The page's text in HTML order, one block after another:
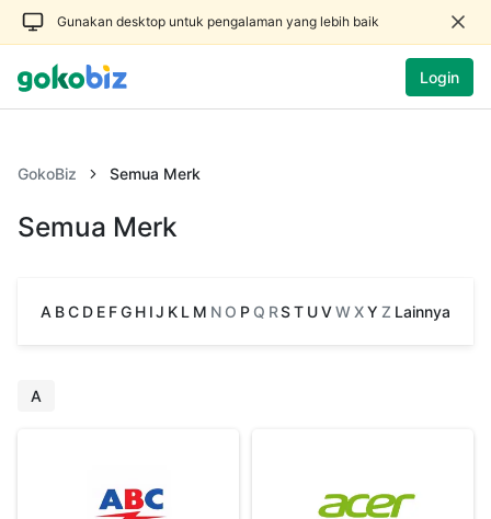
Gunakan desktop untuk pengalaman yang lebih baik
Login
GokoBiz Semua Merk
Semua Merk
A BC D E FG H I J K L M N O P Q RST UVWXY Z Lainnya
A